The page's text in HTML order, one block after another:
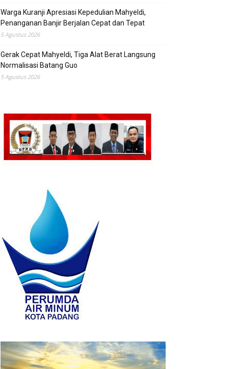
Warga Kuranji Apresiasi Kepedulian Mahyeldi,
Penanganan Banjir Berjalan Cepat dan Tepat
5 Agustus 2026
Gerak Cepat Mahyeldi, Tiga Alat Berat Langsung
Normalisasi Batang Guo
5 Agustus 2026